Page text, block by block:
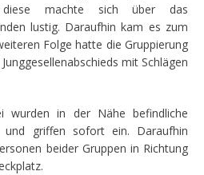
machte sich über das
lustig. Daraufhin kam es zum
Folge hatte die Gruppierung
mit Schlägen
wurden in der Nähe befindliche
und griffen sofort ein. Daraufhin
beider Gruppen in Richtung